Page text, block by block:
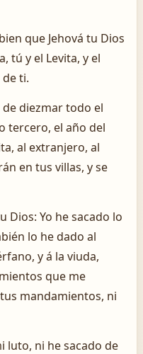
que Jehová tu Dios
tú y el Levita, y el
ti.
diezmar todo el
tercero, el año del
al extranjero, al
en tus villas, y se
Dios: Yo he sacado lo
lo he dado al
y á la viuda,
que me
mandamientos, ni
luto, ni he sacado de